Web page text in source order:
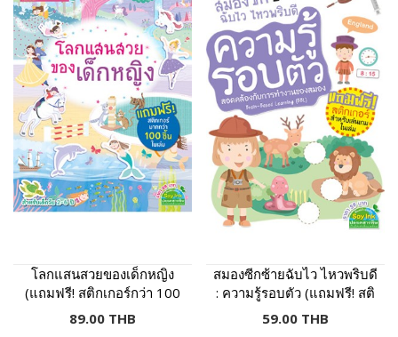
โลกแสนสวยของเด็กหญิง
(แถมฟรี! สติกเกอร์กว่า 100
ชิ้น)
89.00 THB
สมองซีกซ้ายฉับไว ไหวพริบดี
: ความรู้รอบตัว (แถมฟรี! สติ
กเกอร์)
59.00 THB